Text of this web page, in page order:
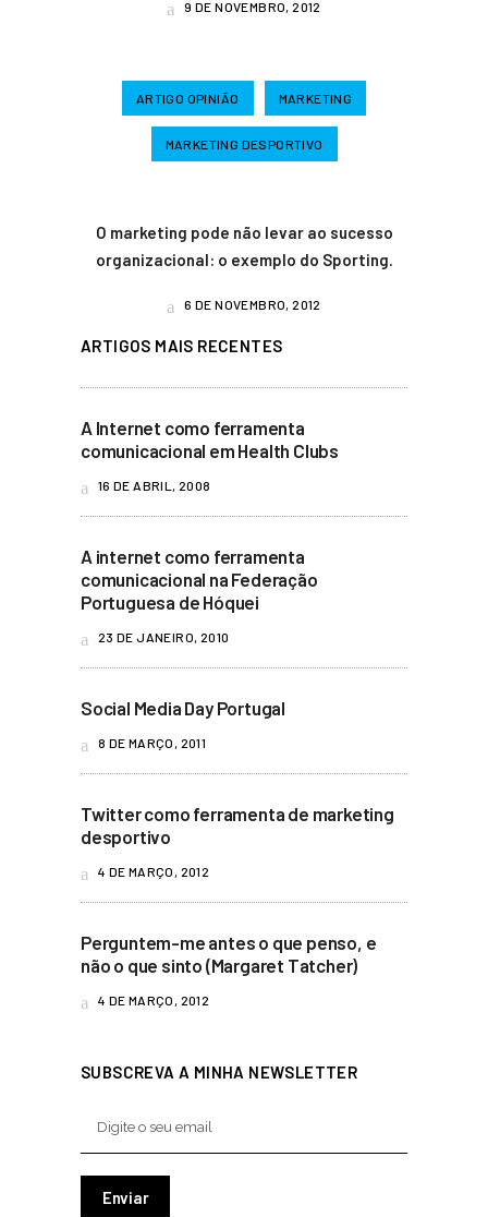
9 DE NOVEMBRO, 2012
ARTIGO OPINIÃO MARKETING
MARKETING DESPORTIVO
O marketing pode não levar ao sucesso
organizacional: o exemplo do Sporting.
6 DE NOVEMBRO, 2012
ARTIGOS MAIS RECENTES
A Internet como ferramenta
comunicacional em Health Clubs
16 DE ABRIL, 2008
A internet como ferramenta
comunicacional na Federação
Portuguesa de Hóquei
23 DE JANEIRO, 2010
Social Media Day Portugal
8 DE MARÇO, 2011
Twitter como ferramenta de marketing
desportivo
4 DE MARÇO, 2012
Perguntem-me antes o que penso, e
não o que sinto (Margaret Tatcher)
4 DE MARÇO, 2012
SUBSCREVA A MINHA NEWSLETTER